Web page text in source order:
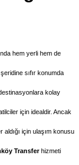
hem yerli hem de
sıfır konumda
kolay
için idealdir. Ancak
aldığı için ulaşım konusu
Transfer hizmeti